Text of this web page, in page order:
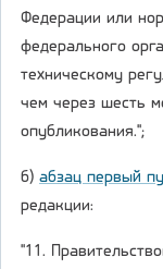
Федерации или
федерального
техническому
чем через шесть
опубликования.";
б) абзац первый
редакции:
"11.